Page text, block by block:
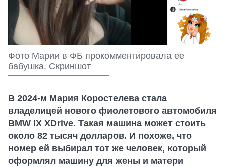
Фото Марии в ФБ прокомментировала ее
бабушка. Скриншот
В 2024-м Мария Коростелева стала
владелицей нового фиолетового автомобиля
BMW IX XDrive. Такая машина может стоить
около 82 тысяч долларов. И похоже, что
номер ей выбирал тот же человек, который
оформлял машину для жены и матери